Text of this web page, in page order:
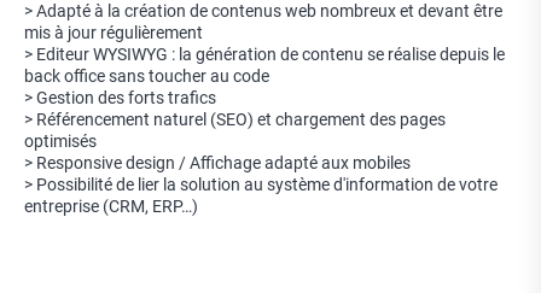
Description
> Adapté à la création de contenus web nombreux et devant être
mis à jour régulièrement
> Editeur WYSIWYG : la génération de contenu se réalise depuis le
back office sans toucher au code
> Gestion des forts trafics
> Référencement naturel (SEO) et chargement des pages
optimisés
> Responsive design / Affichage adapté aux mobiles
> Possibilité de lier la solution au système d'information de votre
entreprise (CRM, ERP…)